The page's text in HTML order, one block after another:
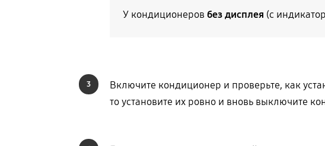
У кондиционеровбез дисплея (с
3
Включите кондиционер и проверьте, как
то установите их ровно и вновь выключите